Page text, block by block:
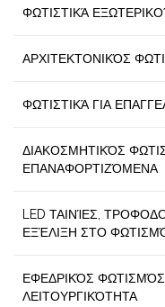
ΦΩΤΙΣΤΙΚΆ
ΑΡΧΙΤΕΚΤΟΝΙΚΌΣ
ΦΩΤΙΣΤΙΚΆ ΓΙΑ
ΔΙΑΚΟΣΜΗΤΙΚΌΣ
ΕΠΑΝΑΦΟΡΤΙΖΌΜΕΝΑ
LED ΤΑΙΝΊΕΣ,
ΕΞΈΛΙΞΗ ΣΤΟ
ΕΦΕΔΡΙΚΌΣ
ΛΕΙΤΟΥΡΓΙΚΌΤΗΤΑ